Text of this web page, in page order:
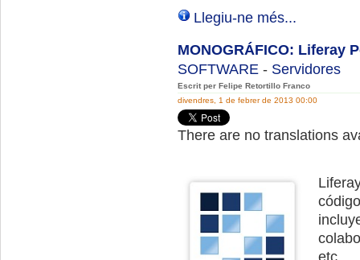
Llegiu-ne més...
MONOGRÁFICO: Liferay
SOFTWARE - Servidores
Escrit per Felipe Retortillo Franco
divendres, 1 de febrer de 2013 00:00
There are no translations
etc.